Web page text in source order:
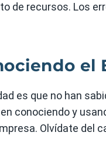
de recursos. Los
el
es que no han
conociendo y
Olvídate del